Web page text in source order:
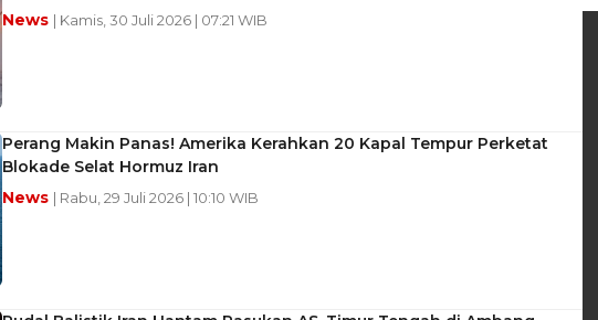
News | Kamis, 30 Juli 2026 | 07:21 WIB
Perang Makin Panas! Amerika Kerahkan 20 Kapal Tempur Perketat
Blokade Selat Hormuz Iran
News | Rabu, 29 Juli 2026 | 10:10 WIB